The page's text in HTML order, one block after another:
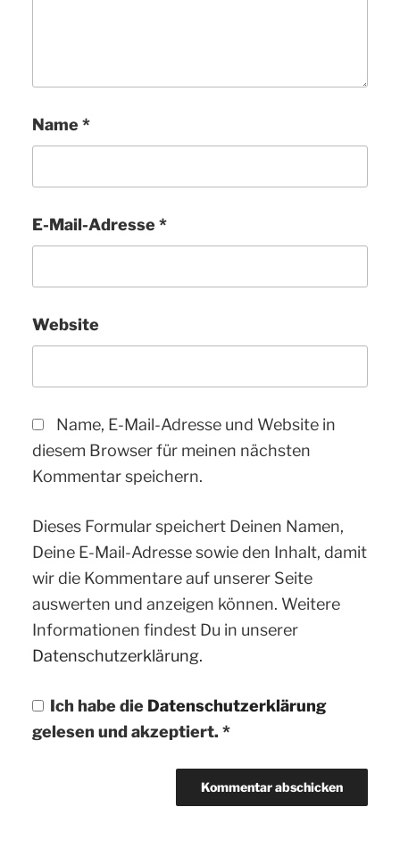
Name *
E-Mail-Adresse *
Website
Name, E-Mail-Adresse und Website in
diesem Browser für meinen nächsten
Kommentar speichern.
Dieses Formular speichert Deinen Namen,
Deine E-Mail-Adresse sowie den Inhalt, damit
wir die Kommentare auf unserer Seite
auswerten und anzeigen können. Weitere
Informationen findest Du in unserer
Datenschutzerklärung.
Ich habe die Datenschutzerklärung
gelesen und akzeptiert. *